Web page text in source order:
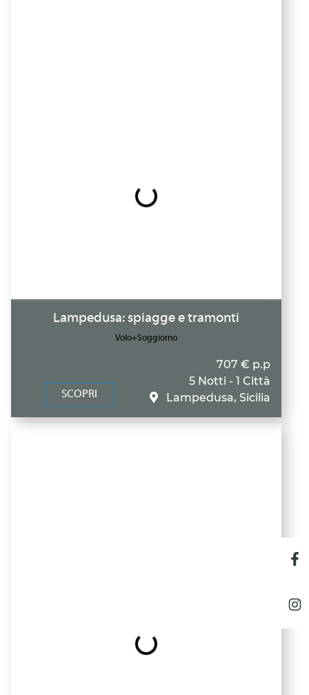
Lampedusa: spiagge e tramonti
Volo+Soggiorno
SCOPRI
707 € p.p
5 Notti - 1 Città
Lampedusa, Sicilia